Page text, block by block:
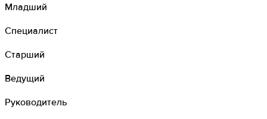
Младший
Специалист
Старший
Ведущий
Руководитель